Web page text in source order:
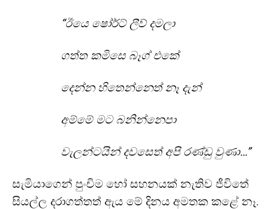
“ඊයෙ ෂෝර්ට් ලීව් දමලා
ගත්ත කමිසෙ බෑග් එකේ
දෙන්න හිතෙන්නෙත් නෑ දැන්
අම්මේ මට බනින්නෙපා
වැලන්ටයින් දවසෙත් අපි රණ්ඩු වුණා…”
සැමියාගෙන් පුංචිම හෝ සහනයක් නැතිව ජීවිතේ
සියල්ල දරාගත්තත් ඇය මේ දිනය අමතක කළේ නෑ.